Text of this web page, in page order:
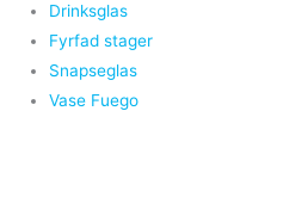
Drinksglas
Fyrfad stager
Snapseglas
Vase Fuego